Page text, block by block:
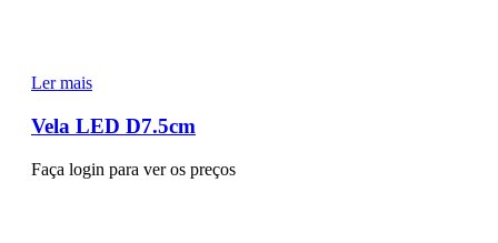
Ler mais
Vela LED D7.5cm
Faça login para ver os preços